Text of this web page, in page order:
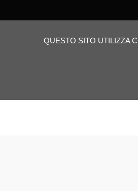
QUESTO SITO UTILIZZA